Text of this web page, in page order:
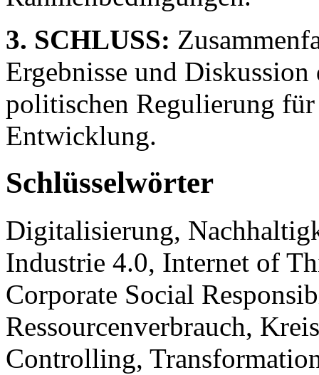
3. SCHLUSS:
Ergebnisse und
politischen Regulierung
Entwicklung.
Schlüsselwörter
Digitalisierung,
Industrie 4.0, Internet of
Corporate Social
Ressourcenverbrauch,
Controlling,